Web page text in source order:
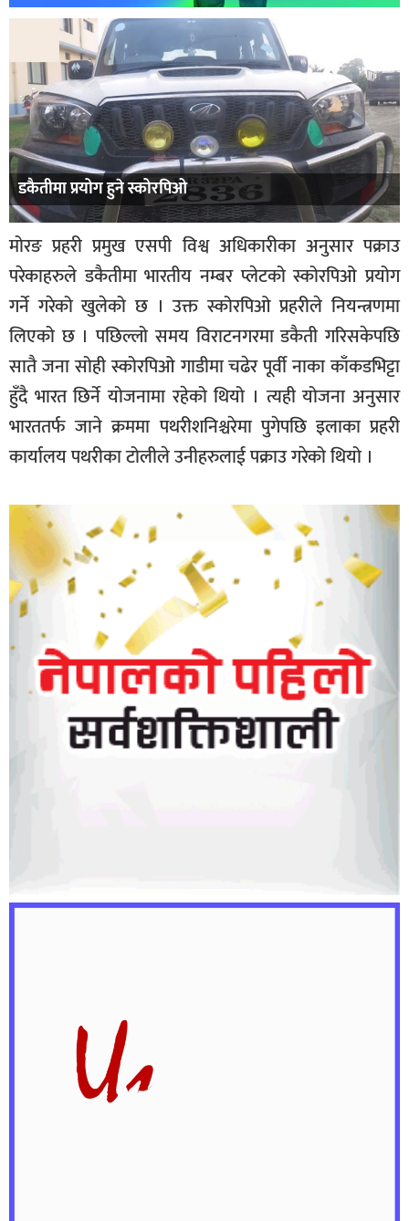
डकैतीमा प्रयोग हुने स्कोरपिओ
मोरङ प्रहरी प्रमुख एसपी विश्व अधिकारीका अनुसार पक्राउ
परेकाहरुले डकैतीमा भारतीय नम्बर प्लेटको स्कोरपिओ प्रयोग
गर्ने गरेको खुलेको छ । उक्त स्कोरपिओ प्रहरीले नियन्त्रणमा
लिएको छ । पछिल्लो समय विराटनगरमा डकैती गरिसकेपछि
सातै जना सोही स्कोरपिओ गाडीमा चढेर पूर्वी नाका काँकडभिट्टा
हुँदै भारत छिर्ने योजनामा रहेको थियो । त्यही योजना अनुसार
भारततर्फ जाने क्रममा पथरीशनिश्चरेमा पुगेपछि इलाका प्रहरी
कार्यालय पथरीका टोलीले उनीहरुलाई पक्राउ गरेको थियो ।